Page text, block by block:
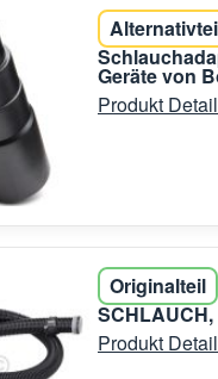
Geräte von
Produkt
Originalteil
SCHLAUCH,
Produkt